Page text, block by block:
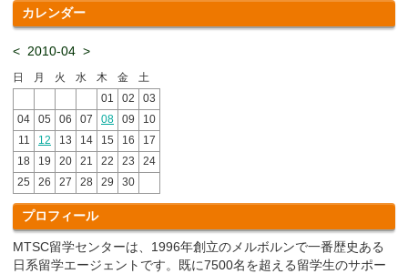
カレンダー
< 2010-04 >
日 月 火 水 木 金
土
01
02
03
04
05 06 07 08 09
10
11
12 13 14 15 16
17
18
19 20 21 22 23
24
25
26 27 28 29 30
プロフィール
MTSC留学センターは、1996年創立のメルボルンで一番歴史ある
日系留学エージェントです。既に7500名を超える留学生のサポー